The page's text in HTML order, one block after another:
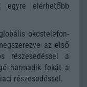
egyre elérhetőbb
okostelefon-
az első
részesedéssel a
harmadik fokát a
részesedéssel.